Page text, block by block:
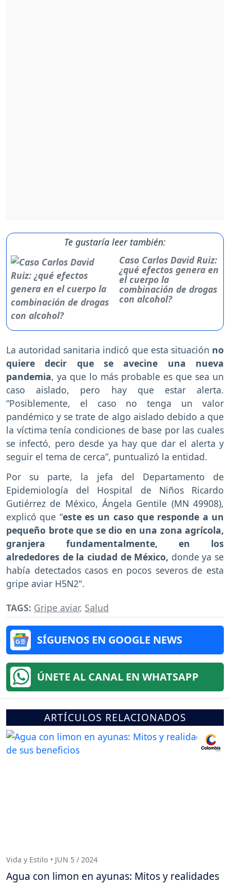
Te gustaría leer también:
Caso Carlos David Ruiz:
¿qué efectos genera en
el cuerpo la
combinación de drogas
con alcohol?
La autoridad sanitaria indicó que esta situación no
quiere decir que se avecine una nueva
pandemia, ya que lo más probable es que sea un
caso aislado, pero hay que estar alerta.
“Posiblemente, el caso no tenga un valor
pandémico y se trate de algo aislado debido a que
la víctima tenía condiciones de base por las cuales
se infectó, pero desde ya hay que dar el alerta y
seguir el tema de cerca”, puntualizó la entidad.
Por su parte, la jefa del Departamento de
Epidemiología del Hospital de Niños Ricardo
Gutiérrez de México, Ángela Gentile (MN 49908),
explicó que “este es un caso que responde a un
pequeño brote que se dio en una zona agrícola,
granjera fundamentalmente, en los
alrededores de la ciudad de México, donde ya se
había detectados casos en pocos severos de esta
gripe aviar H5N2".
TAGS: Gripe aviar, Salud
SÍGUENOS EN GOOGLE NEWS
ÚNETE AL CANAL EN WHATSAPP
ARTÍCULOS RELACIONADOS
Vida y Estilo • JUN 5 / 2024
Agua con limon en ayunas: Mitos y realidades